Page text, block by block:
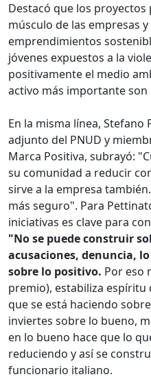
Destacó que los
músculo de las empresas
emprendimientos
jóvenes expuestos a la
positivamente el medio
activo más importante
En la misma línea,
adjunto del PNUD y
Marca Positiva, subrayó:
su comunidad a reducir
sirve a la empresa
más seguro". Para
iniciativas es clave para
"No se puede construir
acusaciones, denuncia,
sobre lo positivo. Por eso
premio), estabiliza
que se está haciendo
inviertes sobre lo bueno,
en lo bueno hace que lo
reduciendo y así se
funcionario italiano.